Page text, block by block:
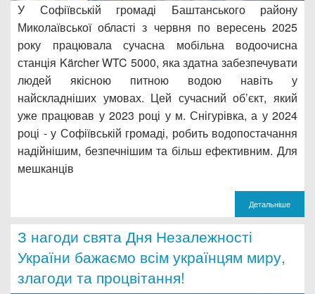
У Софіївській громаді Баштанського району
Миколаївської області з червня по вересень 2025
року працювала сучасна мобільна водоочисна
станція Kärcher WTC 5000, яка здатна забезпечувати
людей якісною питною водою навіть у
найскладніших умовах. Цей сучасний об’єкт, який
уже працював у 2023 році у м. Снігурівка, а у 2024
році - у Софіївській громаді, робить водопостачання
надійнішим, безпечнішим та більш ефективним. Для
мешканців
Детальніше
З нагоди свята Дня Незалежності
України бажаємо всім українцям миру,
злагоди та процвітання!